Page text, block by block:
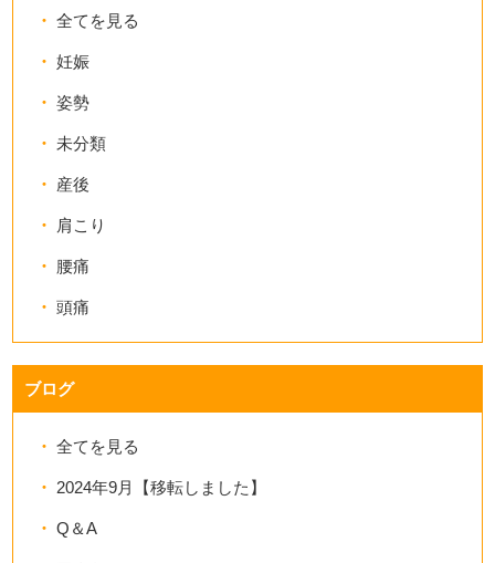
全てを見る
妊娠
姿勢
未分類
産後
肩こり
腰痛
頭痛
ブログ
全てを見る
2024年9月【移転しました】
Q＆A